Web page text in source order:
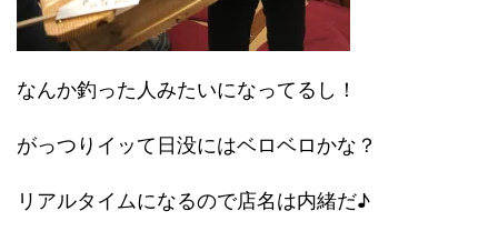
なんか釣った人みたいになってるし！
がっつりイッて日没にはベロベロかな？
リアルタイムになるので店名は内緒だ♪